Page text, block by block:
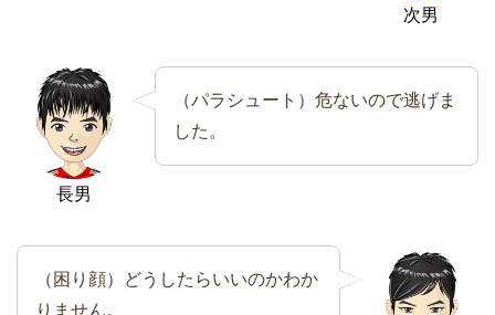
次男
長男
（パラシュート）危ないので逃げま
した。
（困り顔）どうしたらいいのかわか
りません。